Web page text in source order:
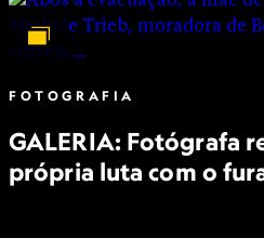
FOTOGRAFIA
GALERIA: Fotógrafa
própria luta com o